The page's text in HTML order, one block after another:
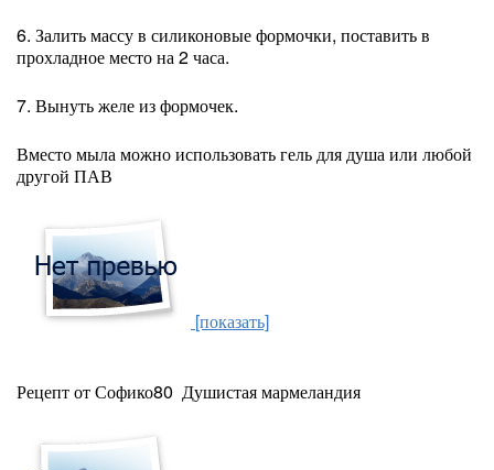
6. Залить массу в силиконовые формочки, поставить в
прохладное место на 2 часа.
7. Вынуть желе из формочек.
Вместо мыла можно использовать гель для душа или любой
другой ПАВ
[показать]
Рецепт от Софико80 Душистая мармеландия